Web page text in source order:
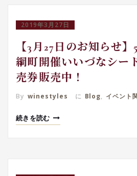
2019年3月27日
【3月27日のお知らせ
綱町開催いいづなシー
売券販売中！
By winestyles に Blog, イベント
続きを読む